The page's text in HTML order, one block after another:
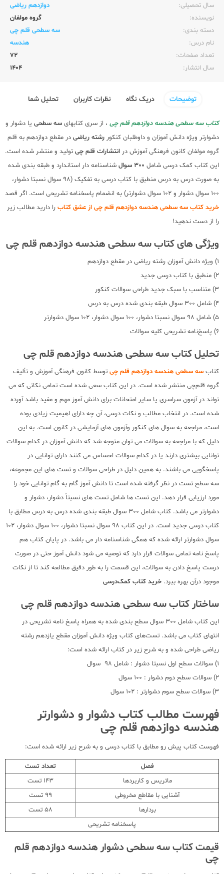
سال تحصیلی:‌
دوازدهم ریاضی
نویسنده:‌
گروه مولفان
دسته بندی:
سه سطحی قلم چی
نام درس:
هندسه
تعداد صفحات:‌
72
سال انتشار:‌
1404
توضیحات دریک نگاه نظرات کاربران تحلیل شما
کتاب سه سطحی هندسه دوازدهم قلم چی ، از سری کتابهای سه سطحی یا دشوار و
دشوارتر ویژه دانش آموزان و داوطلبان کنکور رشته ریاضی در مقطع دوازدهم به قلم
گروه مولفان کانون فرهنگی آموزش در انتشارات قلم چی تولید و منتشر شده است.
این کتاب کمک درسی شامل 300 سوال
شناسنامه دار استاندارد و طبقه بندی شده
به صورت درس به درس منطبق با کتاب درسی به تفکیک (98 سوال نسبتا دشوار،
100 سوال دشوار و 102 سوال دشوارتر) به انضمام پاسخنامه تشریحی است. اگر قصد
خرید کتاب سه سطحی هندسه دوازدهم قلم چی از عشق کتاب را دارید مطالب زیر
را از دست ندهید!
ویژگی های کتاب سه سطحی هندسه دوازدهم قلم چی
1) ویژه دانش آموزان رشته ریاضی در مقطع دوازدهم
2) منطبق با کتاب درسی جدید
3) متناسب با سبک جدید طراحی سوالات کنکور
4) شامل 300 سوال طبقه بندی شده درس به درس
5) شامل 98 سوال نسبتا دشوار، 100 سوال دشوار، 102 سوال دشوارتر
6) پاسخ‌نامه تشریحی کلیه سوالات
تحلیل کتاب سه سطحی هندسه دوازدهم قلم چی
کتاب سه سطحی هندسه دوازدهم قلم چی توسط کانون فرهنگی آموزش و تألیف
گروه قلم‌چی منتشر شده است. در این کتاب سعی شده است تمامی نکاتی که می
تواند در آزمون سراسری یا سایر امتحانات برای دانش آموز مهم و مفید باشد آورده
شده است. در انتخاب مطالب و نکات درسی، آن چه دارای اهیمیت زیادی بوده
است، مراجعه به سوال های کنکور وآزمون های آزمایشی در کانون است. به این
دلیل که با مراجعه به سوالات می توان متوجه شد که دانش آموزان در کدام سوالات
توانایی بیشتری دارند یا در کدام سوالات احساس می کنند دارای توانایی در
پاسخگویی می باشند. به همین دلیل در طراحی سوالات و تست های این مجموعه،
سه سطح تست در نظر گرفته شده است تا دانش آموز گام به گام توانایی خود را
مورد ارزیابی قرار دهد. این تست ها شامل تست های نسبتاً دشوار، دشوار و
دشوارتر می باشد. کتاب شامل 300 سوال طبقه بندی شده درس به درس مطابق با
کتاب درسی جدید است. در این کتاب 98 سوال نسبتا دشوار، 100 سوال دشوار، 102
سوال دشوارتر ارائه شده که همگی شناسنامه دار می باشد. در پایان کتاب هم
پاسخ نامه تمامی سوالات قرار دارد که توصیه می شود دانش آموز حتی در صورت
درست پاسخ دادن به سوالات، این قسمت را به طور دقیق مطالعه کند تا از نکات
موجود درآن بهره ببرد. خرید کتاب کمک‌درسی
ساختار کتاب سه سطحی هندسه دوازدهم قلم چی
این کتاب شامل 300 سوال سطح بندی شده به همراه پاسخ نامه تشریحی در
انتهای کتاب می باشد. تست‌های کتاب ویژه دانش آموزان مقطع یازدهم رشته
ریاضی طراحی شده و به شرح زیر در کتاب ارائه شده است:
1) سوالات سطح اول نسبتا دشوار : شامل 98 سوال
2) سوالات سطح دوم دشوار : 100 سوال
3) سوالات سطح سوم دشوارتر : 102 سوال
فهرست مطالب کتاب دشوار و دشوارتر
هندسه دوازدهم قلم چی
فهرست کتاب پیش رو مطابق با کتاب درسی و به شرح زیر ارائه شده است:
فصل
تعداد تست
ماتریس و کاربردها
143 تست
آشنایی با مقاطع مخروطی
99 تست
بردارها
58 تست
پاسخنامه تشریحی
قیمت کتاب سه سطحی دشوار هندسه دوازدهم قلم
چی